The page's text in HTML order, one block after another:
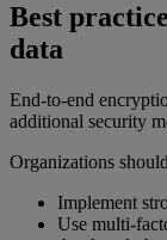
Best
data
End-to-end
additional security
Organizations
Implement
Use multi-